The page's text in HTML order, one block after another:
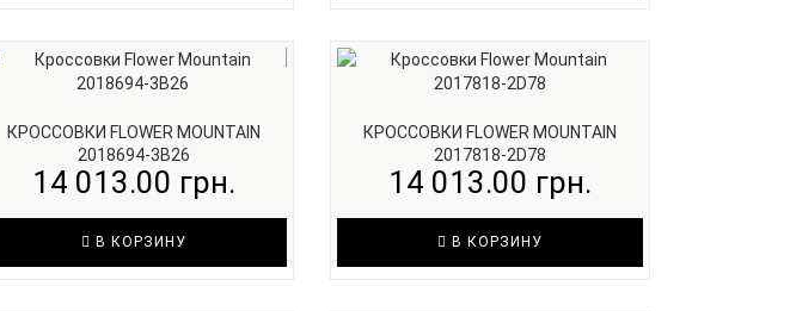
КРОССОВКИ FLOWER MOUNTAIN
2018694-3B26
14 013.00 грн.
В КОРЗИНУ
КРОССОВКИ FLOWER MOUNTAIN
2017818-2D78
14 013.00 грн.
В КОРЗИНУ